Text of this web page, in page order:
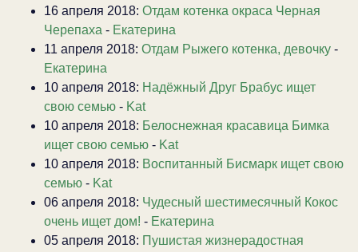
16 апреля 2018: Отдам котенка окраса Черная
Черепаха - Екатерина
11 апреля 2018: Отдам Рыжего котенка, девочку -
Екатерина
10 апреля 2018: Надёжный Друг Брабус ищет
свою семью - Kat
10 апреля 2018: Белоснежная красавица Бимка
ищет свою семью - Kat
10 апреля 2018: Воспитанный Бисмарк ищет свою
семью - Kat
06 апреля 2018: Чудесный шестимесячный Кокос
очень ищет дом! - Екатерина
05 апреля 2018: Пушистая жизнерадостная